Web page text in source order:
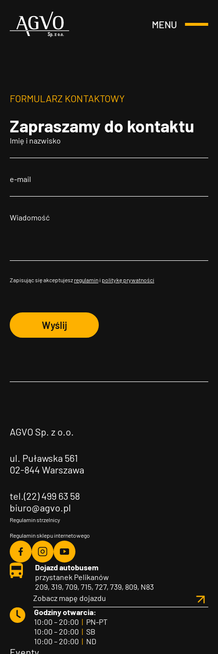
Header
MENU
Otwórz
FORMULARZ KONTAKTOWY
Zapraszamy do kontaktu
Zapisując się akceptujesz regulamin i politykę prywatności
Wyślij
AGVO Sp. z o.o.
ul. Puławska 561
02-844 Warszawa
tel.(22) 499 63 58
biuro@agvo.pl
Regulamin strzelnicy
Regulamin sklepu internetowego
Agvo
Facebook
Agvo
Instagram
Agvo
YouTube
Dojazd autobusem
przystanek Pelikanów
209, 319, 709, 715, 727, 739, 809, N83
Zobacz mapę dojazdu
Godziny otwarcia:
10:00 – 20:00 | PN-PT
10:00 – 20:00 | SB
10:00 – 20:00 | ND